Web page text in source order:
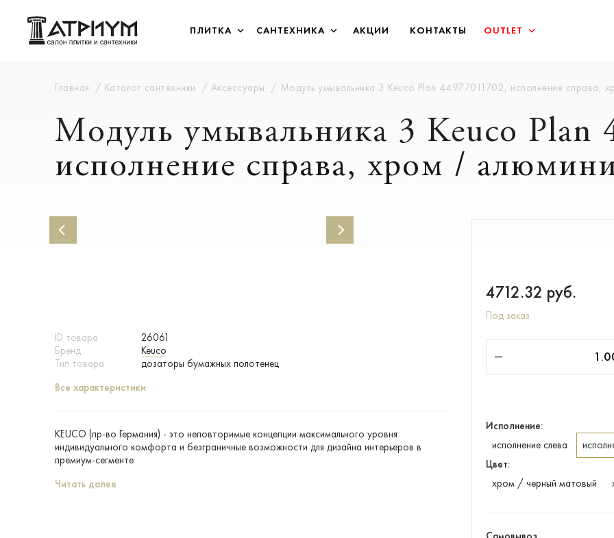
ПЛИТКА САНТЕХНИКА АКЦИИ КОНТАКТЫ OUTLET
Главная Каталог сантехники Аксессуары Модуль умывальника 3 Keuco Plan 44977011702, исполнение справа,
Модуль умывальника 3 Keuco Plan
исполнение справа, хром /
ID товара
26061
Бренд
Keuco
Тип товара
дозаторы бумажных полотенец
Все характеристики
KEUCO (пр-во Германия) - это неповторимые концепции максимального уровня
индивидуального комфорта и безграничные возможности для дизайна интерьеров в
премиум-сегменте
Читать далее
4712.32 руб.
Под заказ
Исполнение:
исполнение слева
Цвет:
хром / черный матовый